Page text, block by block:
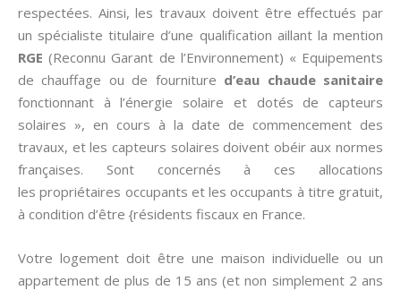
respectées. Ainsi, les travaux doivent être effectués par
un spécialiste titulaire d’une qualification aillant la mention
RGE(Reconnu Garant de l’Environnement) « Equipements
de chauffage ou de fourniture d’eau chaude sanitaire
fonctionnant à l’énergie solaire et dotés de capteurs
solaires », en cours à la date de commencement des
travaux, et les capteurs solaires doivent obéir aux normes
françaises. Sont concernés à ces allocations
les propriétaires occupants et les occupants à titre gratuit,
à condition d’être {résidents fiscaux en France.
Votre logement doit être une maison individuelle ou un
appartement de plus de 15 ans (et non simplement 2 ans